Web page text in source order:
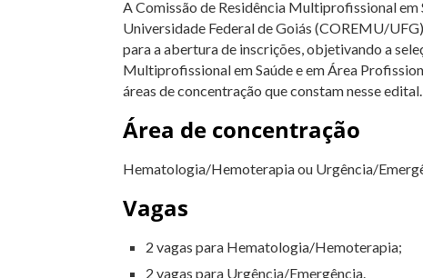
A Comissão de Residência Multiprofissional em
Universidade Federal de Goiás (COREMU/
para a abertura de inscrições, objetivando a
Multiprofissional em Saúde e em Área
áreas de concentração que constam nesse edital.
Área de concentração
Hematologia/Hemoterapia ou Urgência/
Vagas
2 vagas para Hematologia/Hemoterapia;
2 vagas para Urgência/Emergência.